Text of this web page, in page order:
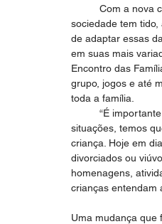
sociedade tem
de adaptar essas
em suas mais
Encontro das
grupo, jogos e até
toda a família.
situações, temos
criança. Hoje em
divorciados ou
homenagens,
crianças entendam
Uma mudança que